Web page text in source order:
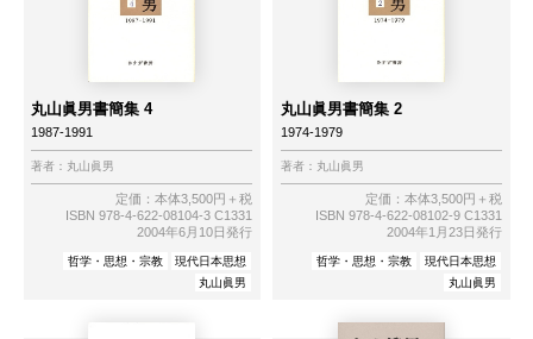
丸山眞男書簡集 4
1987-1991
著者： 丸山眞男
定価：本体3,500円＋税
ISBN 978-4-622-08104-3 C1331
2004年6月10日発行
哲学・思想・宗教
現代日本思想
丸山眞男
丸山眞男書簡集 2
1974-1979
著者： 丸山眞男
定価：本体3,500円＋税
ISBN 978-4-622-08102-9 C1331
2004年1月23日発行
哲学・思想・宗教
現代日本思想
丸山眞男